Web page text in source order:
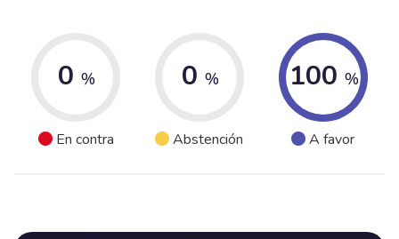
0 %
En contra
0 %
Abstención
100 %
A favor